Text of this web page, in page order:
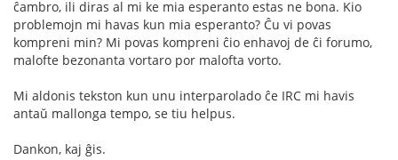
ĉambro, ili diras al mi ke mia esperanto estas ne bona. Kio
problemojn mi havas kun mia esperanto? Ĉu vi povas
kompreni min? Mi povas kompreni ĉio enhavoj de ĉi forumo,
malofte bezonanta vortaro por malofta vorto.
Mi aldonis tekston kun unu interparolado ĉe IRC mi havis
antaŭ mallonga tempo, se tiu helpus.
Dankon, kaj ĝis.